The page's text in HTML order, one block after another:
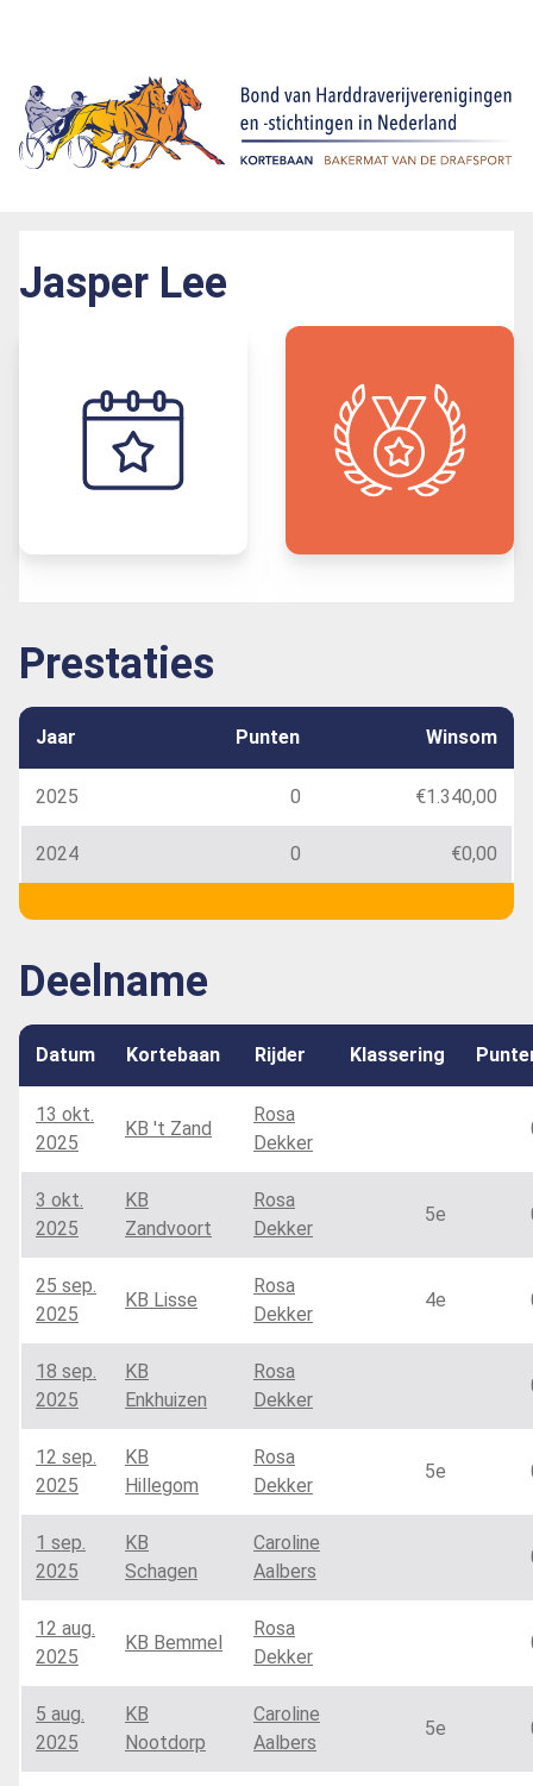
Jasper Lee
Prestaties
Jaar Punten Winsom
2025 0 €1.340,00
2024 0 €0,00
Deelname
Datum Kortebaan Rijder Klassering
13 okt.
2025
KB 't Zand
Rosa
Dekker
3 okt.
2025
KB
Zandvoort
Rosa
Dekker
5e
25 sep.
2025
KB Lisse
Rosa
Dekker
4e
18 sep.
2025
KB
Enkhuizen
Rosa
Dekker
12 sep.
2025
KB
Hillegom
Rosa
Dekker
5e
1 sep.
2025
KB
Schagen
Caroline
Aalbers
12 aug.
2025
KB Bemmel
Rosa
Dekker
5 aug.
2025
KB
Nootdorp
Caroline
Aalbers
5e